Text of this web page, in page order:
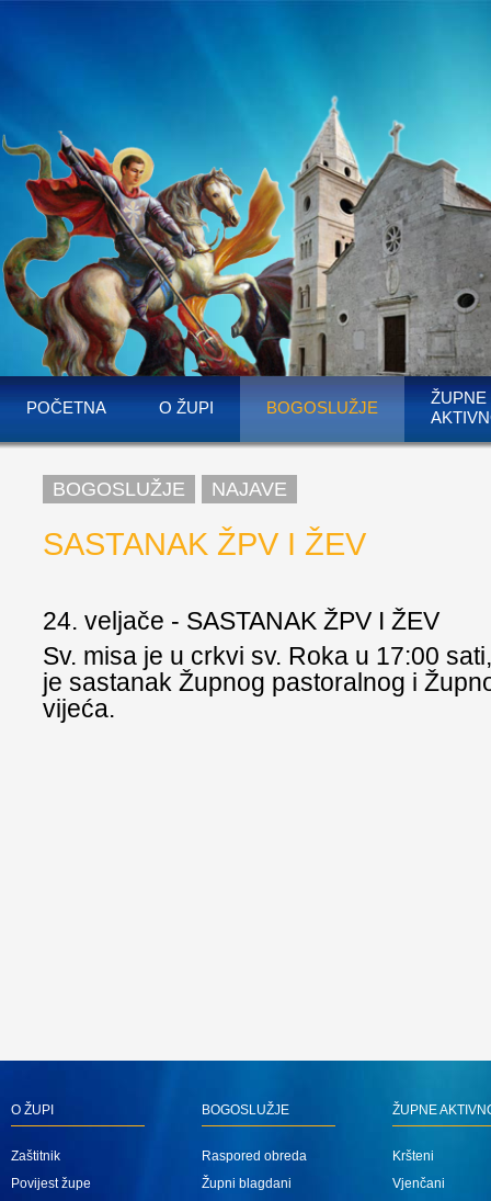
POČETNA O ŽUPI BOGOSLUŽJE
ŽUPNE
BOGOSLUŽJE NAJAVE
SASTANAK ŽPV I ŽEV
24. veljače - SASTANAK ŽPV I ŽEV
Sv. misa je u crkvi sv. Roka u 17:00
je sastanak Župnog pastoralnog i
vijeća.
O ŽUPI
Zaštitnik
Povijest župe
BOGOSLUŽJE
Raspored obreda
Župni blagdani
ŽUPNE
Kršteni
Vjenčani